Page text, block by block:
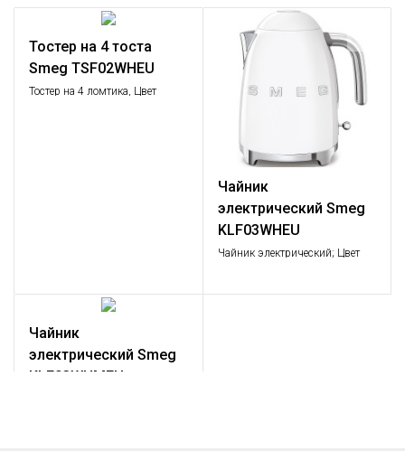
Тостер на 4 тоста
Smeg TSF02WHEU
Тостер на 4 ломтика, Цвет
Чайник
электрический Smeg
KLF03WHEU
Чайник электрический; Цвет
Чайник
электрический Smeg
KLF03WHMEU